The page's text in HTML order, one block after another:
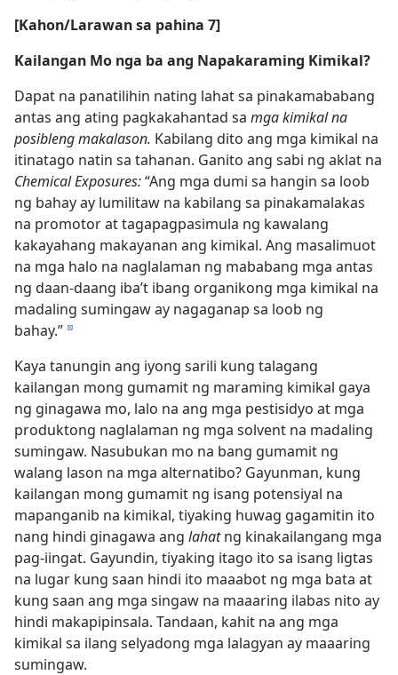
[Kahon/Larawan sa pahina 7]
Kailangan Mo nga ba ang Napakaraming Kimikal?
Dapat na panatilihin nating lahat sa pinakamababang
antas ang ating pagkakahantad sa mga kimikal na
posibleng makalason. Kabilang dito ang mga kimikal na
itinatago natin sa tahanan. Ganito ang sabi ng aklat na
Chemical Exposures:“Ang mga dumi sa hangin sa loob
ng bahay ay lumilitaw na kabilang sa pinakamalakas
na promotor at tagapagpasimula ng kawalang
kakayahang makayanan ang kimikal. Ang masalimuot
na mga halo na naglalaman ng mababang mga antas
ng daan-daang iba’t ibang organikong mga kimikal na
madaling sumingaw ay nagaganap sa loob ng
bahay.” d
Kaya tanungin ang iyong sarili kung talagang
kailangan mong gumamit ng maraming kimikal gaya
ng ginagawa mo, lalo na ang mga pestisidyo at mga
produktong naglalaman ng mga solvent na madaling
sumingaw. Nasubukan mo na bang gumamit ng
walang lason na mga alternatibo? Gayunman, kung
kailangan mong gumamit ng isang potensiyal na
mapanganib na kimikal, tiyaking huwag gagamitin ito
nang hindi ginagawa ang lahatng kinakailangang mga
pag-iingat. Gayundin, tiyaking itago ito sa isang ligtas
na lugar kung saan hindi ito maaabot ng mga bata at
kung saan ang mga singaw na maaaring ilabas nito ay
hindi makapipinsala. Tandaan, kahit na ang mga
kimikal sa ilang selyadong mga lalagyan ay maaaring
sumingaw.